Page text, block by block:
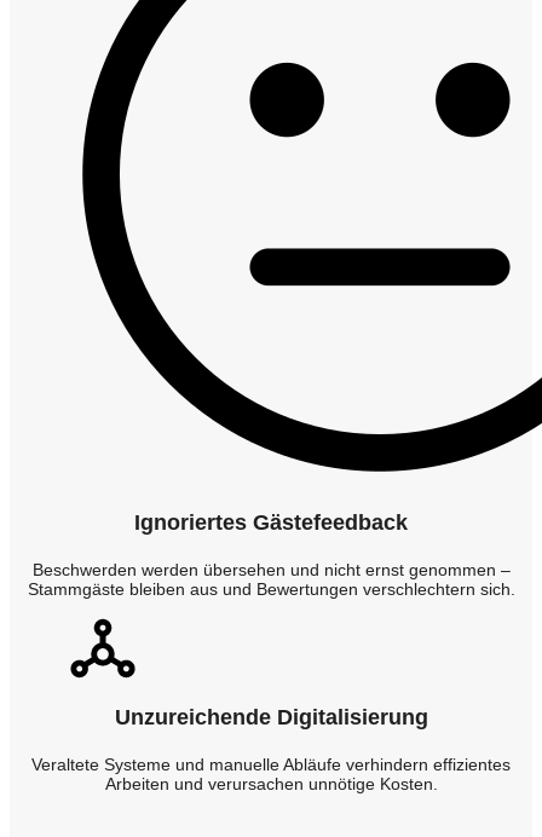
Ignoriertes Gästefeedback
Beschwerden werden übersehen und nicht ernst genommen –
Stammgäste bleiben aus und Bewertungen verschlechtern sich.
Unzureichende Digitalisierung
Veraltete Systeme und manuelle Abläufe verhindern effizientes
Arbeiten und verursachen unnötige Kosten.